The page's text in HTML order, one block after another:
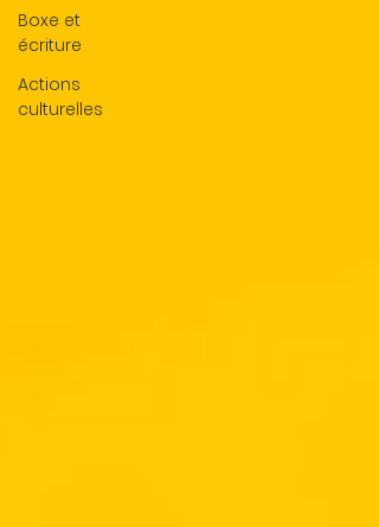
Boxe et
écriture
Actions
culturelles